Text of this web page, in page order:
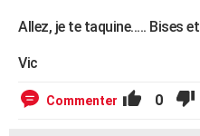
Allez, je te taquine..... Bises
Vic
Commenter 0